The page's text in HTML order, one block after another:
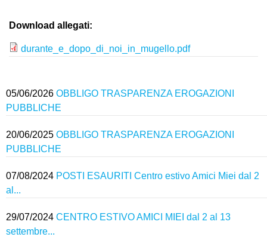
Download allegati:
durante_e_dopo_di_noi_in_mugello.pdf
05/06/2026 OBBLIGO TRASPARENZA EROGAZIONI
PUBBLICHE
20/06/2025 OBBLIGO TRASPARENZA EROGAZIONI
PUBBLICHE
07/08/2024 POSTI ESAURITI Centro estivo Amici Miei dal 2
al...
29/07/2024 CENTRO ESTIVO AMICI MIEI dal 2 al 13
settembre...